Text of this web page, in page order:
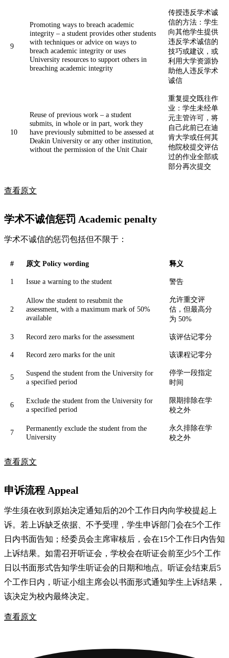
9
Promoting ways to breach academic
integrity – a student provides other students
with techniques or advice on ways to
breach academic integrity or uses
University resources to support others in
breaching academic integrity
传授违反学术诚
信的方法：学生
向其他学生提供
违反学术诚信的
技巧或建议，或
利用大学资源协
助他人违反学术
诚信
10
Reuse of previous work – a student
submits, in whole or in part, work they
have previously submitted to be assessed at
Deakin University or any other institution,
without the permission of the Unit Chair
重复提交既往作
业：学生未经单
元主管许可，将
自己此前已在迪
肯大学或任何其
他院校提交评估
过的作业全部或
部分再次提交
查看原文
学术不诚信惩罚 Academic penalty
学术不诚信的惩罚包括但不限于：
# 原文 Policy wording 释义
1 Issue a warning to the student 警告
2
Allow the student to resubmit the
assessment, with a maximum mark of 50%
available
允许重交评
估，但最高分
为 50%
3 Record zero marks for the assessment 该评估记零分
4 Record zero marks for the unit 该课程记零分
5
Suspend the student from the University for
a specified period
停学一段指定
时间
6
Exclude the student from the University for
a specified period
限期排除在学
校之外
7
Permanently exclude the student from the
University
永久排除在学
校之外
查看原文
申诉流程 Appeal
学生须在收到原始决定通知后的20个工作日内向学校提起上
诉。若上诉缺乏依据、不予受理，学生申诉部门会在5个工作
日内书面告知；经委员会主席审核后，会在15个工作日内告知
上诉结果。如需召开听证会，学校会在听证会前至少5个工作
日以书面形式告知学生听证会的日期和地点。听证会结束后5
个工作日内，听证小组主席会以书面形式通知学生上诉结果，
该决定为校内最终决定。
查看原文